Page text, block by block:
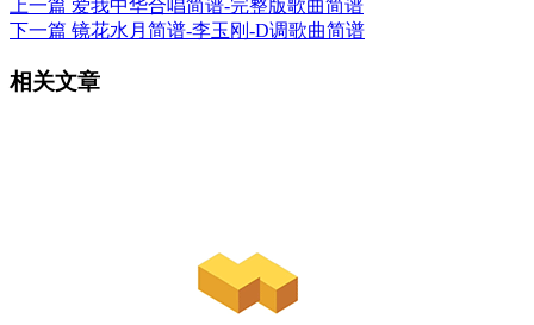
上一篇 爱我中华合唱简谱-完整版歌曲简谱
下一篇 镜花水月简谱-李玉刚-D调歌曲简谱
相关文章